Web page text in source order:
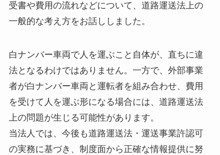
受書や費用の流れなどについて、道路運送法上の
一般的な考え方をお話ししました。
白ナンバー車両で人を運ぶこと自体が、直ちに違
法となるわけではありません。一方で、外部事業
者が白ナンバー車両と運転者を組み合わせ、費用
を受けて人を運ぶ形になる場合には、道路運送法
上の問題が生じる可能性があります。
当法人では、今後も道路運送法・運送事業許認可
の実務に基づき、制度面から正確な情報提供に努